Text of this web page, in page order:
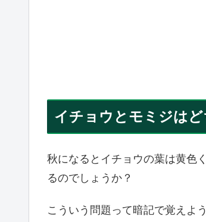
イチョウとモミジは
秋になるとイチョウの葉は黄色
るのでしょうか？
こういう問題って暗記で覚えよ